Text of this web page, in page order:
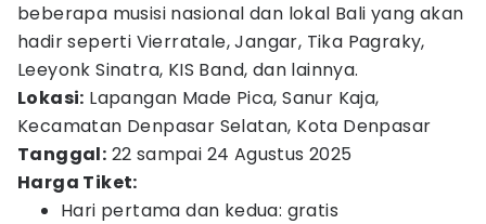
beberapa musisi nasional dan lokal Bali yang akan
hadir seperti Vierratale, Jangar, Tika Pagraky,
Leeyonk Sinatra, KIS Band, dan lainnya.
Lokasi: Lapangan Made Pica, Sanur Kaja,
Kecamatan Denpasar Selatan, Kota Denpasar
Tanggal: 22 sampai 24 Agustus 2025
Harga Tiket:
Hari pertama dan kedua: gratis